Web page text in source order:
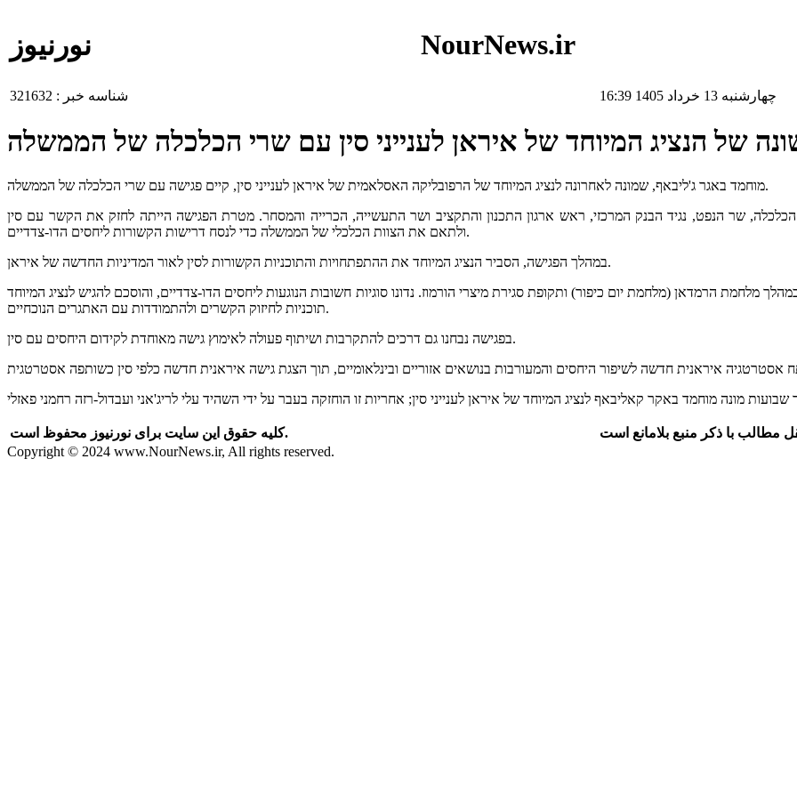
نورنیوز NourNews.ir
شناسه خبر : 321632 چهارشنبه 13 خرداد 1405 16:39
של הנציג המיוחד של איראן לענייני סין עם שרי הכלכלה של הממשלה
מוחמד באגר ג'ליבאף, שמונה לאחרונה לנציג המיוחד של הרפובליקה האסלאמית של איראן לענייני סין, קיים פגישה עם שרי הכלכלה של הממשלה.
שר הנפט, נגיד הבנק המרכזי, ראש ארגון התכנון והתקציב ושר התעשייה, הכרייה והמסחר. מטרת הפגישה הייתה לחזק את הקשר עם סין
ולתאם את הצוות הכלכלי של הממשלה כדי לנסח דרישות הקשורות ליחסים הדו-צדדיים.
במהלך הפגישה, הסביר הנציג המיוחד את ההתפתחויות והתוכניות הקשורות לסין לאור המדיניות החדשה של איראן.
מלחמת הרמדאן (מלחמת יום כיפור) ותקופת סגירת מיצרי הורמוז. נדונו סוגיות חשובות הנוגעות ליחסים הדו-צדדיים, והוסכם להגיש לנציג המיוחד
תוכניות לחיזוק הקשרים ולהתמודדות עם האתגרים הנוכחיים.
בפגישה נבחנו גם דרכים להתקרבות ושיתוף פעולה לאימוץ גישה מאוחדת לקידום היחסים עם סין.
کلیه حقوق این سایت برای نورنیوز محفوظ است.
Copyright © 2024 www.NourNews.ir, All rights reserved.